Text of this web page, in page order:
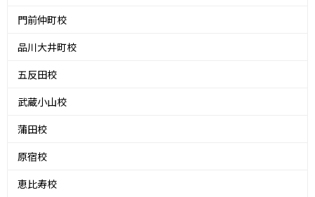
門前仲町校
品川大井町校
五反田校
武蔵小山校
蒲田校
原宿校
恵比寿校